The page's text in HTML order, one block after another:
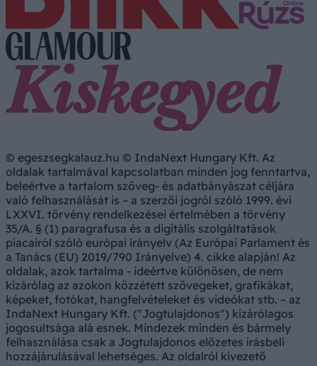
© egeszsegkalauz.hu © IndaNext Hungary Kft. Az
oldalak tartalmával kapcsolatban minden jog fenntartva,
beleértve a tartalom szöveg- és adatbányászat céljára
való felhasználását is – a szerzői jogról szóló 1999. évi
LXXVI. törvény rendelkezései értelmében a törvény
35/A. § (1) paragrafusa és a digitális szolgáltatások
piacairól szóló európai irányelv (Az Európai Parlament és
a Tanács (EU) 2019/790 Irányelve) 4. cikke alapján! Az
oldalak, azok tartalma - ideértve különösen, de nem
kizárólag az azokon közzétett szövegeket, grafikákat,
képeket, fotókat, hangfelvételeket és videókat stb. – az
IndaNext Hungary Kft. ("Jogtulajdonos") kizárólagos
jogosultsága alá esnek. Mindezek minden és bármely
felhasználása csak a Jogtulajdonos előzetes írásbeli
hozzájárulásával lehetséges. Az oldalról kivezető